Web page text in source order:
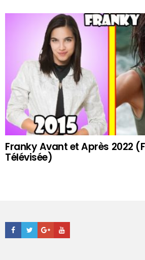
Franky Avant et Après 2022
Télévisée)
Facebook
TwitterGoogle+Youtube